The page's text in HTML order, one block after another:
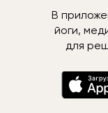
В
йоги,
для